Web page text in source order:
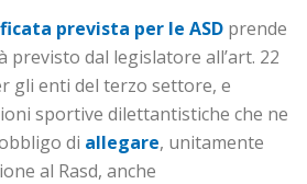
prevista per le ASD prende
previsto dal legislatore all’art. 22
gli enti del terzo settore, e
sportive dilettantistiche che ne
di allegare, unitamente
al Rasd, anche